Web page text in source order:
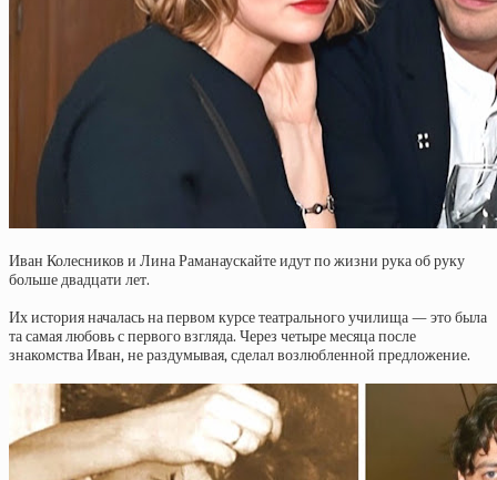
Иван Колесников и Лина Раманаускайте идут по жизни рука об руку
больше двадцати лет.
Их история началась на первом курсе театрального училища — это была
та самая любовь с первого взгляда. Через четыре месяца после
знакомства Иван, не раздумывая, сделал возлюбленной предложение.